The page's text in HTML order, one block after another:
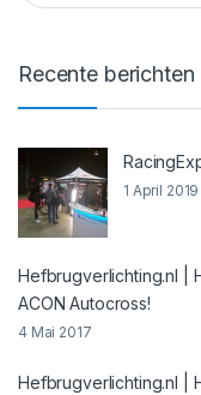
Recente berichten
1 April 2019
Hefbrugverlichting.nl |
ACON Autocross!
4 Mai 2017
Hefbrugverlichting.nl |